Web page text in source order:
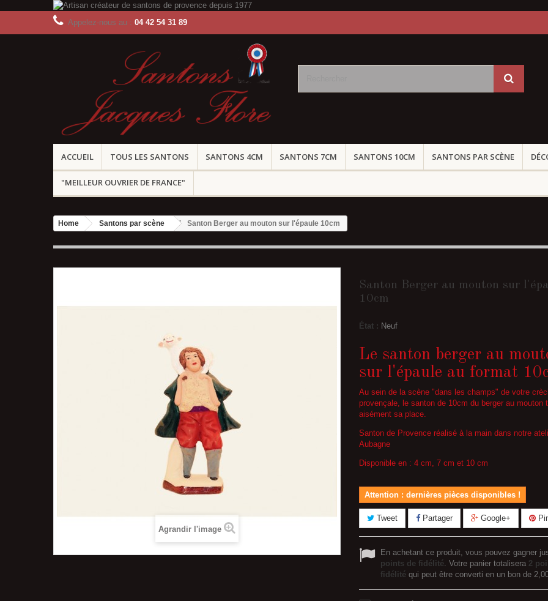
Appelez-nous au : 04 42 54 31 89
ACCUEIL TOUS LES SANTONS SANTONS 4CM SANTONS 7CM SANTONS 10CM SANTONS PAR SCÈNE
"MEILLEUR OUVRIER DE FRANCE"
Home Santons par scène Santon Berger au mouton sur l'épaule 10cm
Agrandir l'image
Santon Berger au mouton sur
10cm
État : Neuf
Le santon berger au
sur l'épaule au format
Au sein de la scène "dans les champs" de votre
provençale, le santon de 10cm du berger au mouton
aisément sa place.
Santon de Provence réalisé à la main dans notre
Aubagne
Disponible en : 4 cm, 7 cm et 10 cm
Attention : dernières pièces disponibles !
Tweet Partager Google+
En achetant ce produit, vous pouvez gagner
points de fidélité . Votre panier totalisera 2
fidélité qui peut être converti en un bon de